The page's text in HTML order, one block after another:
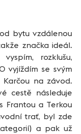
značka ideál.
rozklušu,
vyjíždím se svým
na závod.
cestě následuje
Frantou a Terkou
trať, byl zde
a pak už